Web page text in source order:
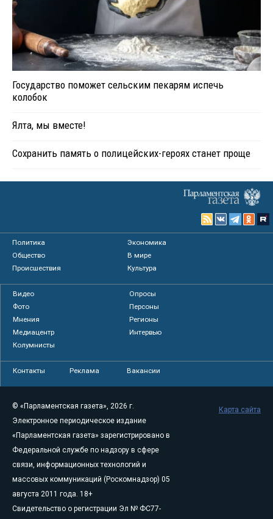
Государство поможет сельским пекарям испечь
колобок
Ялта, мы вместе!
Сохранить память о полицейских-героях станет проще
Политика
Экономика
Общество
В мире
Происшествия
Культура
Видео
Опросы
Фото
Персоны
Мнения
Регионы
Медиацентр
Интервью
Колумнисты
Контакты Реклама Вакансии
© «Парламентская газета», 2026 г.
Электронное периодическое издание
«Парламентская газета» зарегистрировано в
Федеральной службе по надзору в сфере
связи, информационных технологий и
массовых коммуникаций (Роскомнадзор) 05
августа 2011 года. 18+
Свидетельство о регистрации Эл № ФС77-
Карта сайта